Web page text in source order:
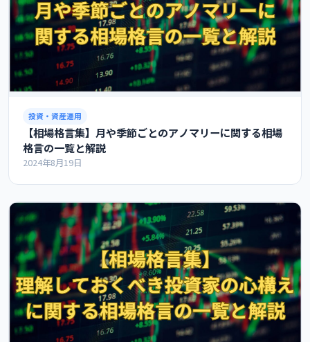
投資・資産運用
【相場格言集】月や季節ごとのアノマリーに関する相場
格言の一覧と解説
2024年8月19日